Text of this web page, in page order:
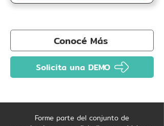
Conocé Más
Solicita una DEMO
Forme parte del conjunto de